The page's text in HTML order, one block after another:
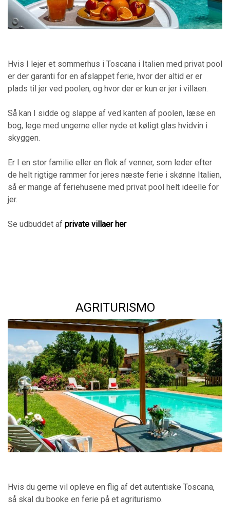
Hvis I lejer et sommerhus i Toscana i Italien med privat pool
er der garanti for en afslappet ferie, hvor der altid er er
plads til jer ved poolen, og hvor der er kun er jer i villaen.
Så kan I sidde og slappe af ved kanten af poolen, læse en
bog, lege med ungerne eller nyde et køligt glas hvidvin i
skyggen.
Er I en stor familie eller en flok af venner, som leder efter
de helt rigtige rammer for jeres næste ferie i skønne Italien,
så er mange af feriehusene med privat pool helt ideelle for
jer.
Se udbuddet af private villaer her
AGRITURISMO
Hvis du gerne vil opleve en flig af det autentiske Toscana,
så skal du booke en ferie på et agriturismo.